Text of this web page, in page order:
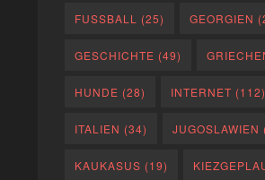
FUSSBALL (25) GEORGIEN
GESCHICHTE (49)
HUNDE (28) INTERNET (112)
ITALIEN (34) JUGOSLAWIEN
KAUKASUS (19)